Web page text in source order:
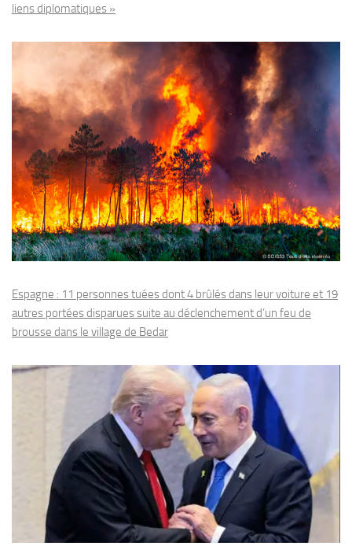
liens diplomatiques »
Espagne : 11 personnes tuées dont 4 brûlés dans leur voiture et 19
autres portées disparues suite au déclenchement d’un feu de
brousse dans le village de Bedar